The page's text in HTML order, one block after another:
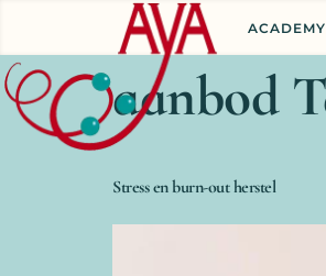
ACADEMY
aanbod
Stress en burn-out herstel